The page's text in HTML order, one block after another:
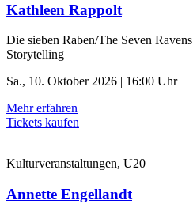
Kathleen Rappolt
Die sieben Raben/The Seven Ravens
Storytelling
Sa., 10. Oktober 2026 | 16:00 Uhr
Mehr erfahren
Tickets kaufen
Kulturveranstaltungen, U20
Annette Engellandt